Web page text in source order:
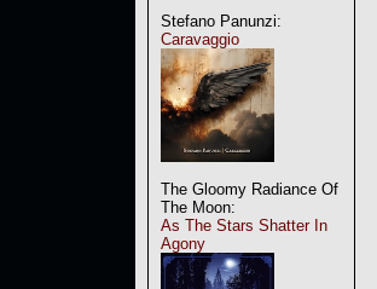
Stefano Panunzi:
Caravaggio
The Gloomy Radiance Of
The Moon:
As The Stars Shatter In
Agony